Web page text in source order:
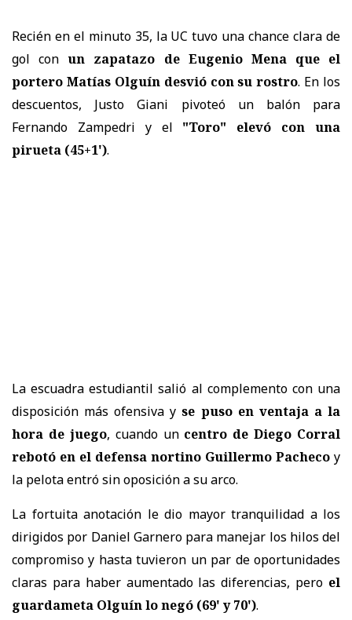
Recién en el minuto 35, la UC tuvo una chance clara de
gol conun zapatazo de Eugenio Mena que el
portero Matías Olguín desvió con su rostro. En los
descuentos, Justo Giani pivoteó un balón para
Fernando Zampedri y el "Toro" elevó con una
pirueta (45+1').
La escuadra estudiantil salió al complemento con una
disposición más ofensiva yse puso en ventaja a la
hora de juego, cuando uncentro de Diego Corral
rebotó en el defensa nortino Guillermo Pacheco y
la pelota entró sin oposición a su arco.
La fortuita anotación le dio mayor tranquilidad a los
dirigidos por Daniel Garnero para manejar los hilos del
compromiso y hasta tuvieron un par de oportunidades
claras para haber aumentado las diferencias, pero el
guardameta Olguín lo negó (69' y 70').